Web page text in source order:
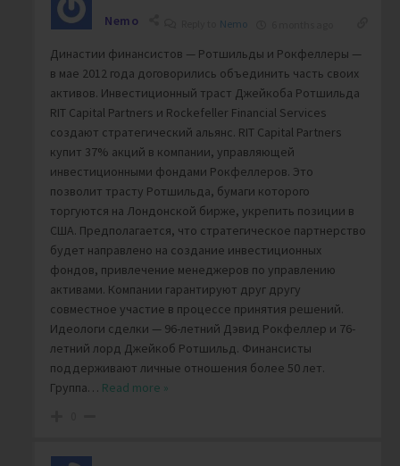
Nemo Nemo
Династии финансистов — Ротшильды и Рокфеллеры —
в мае 2012 года договорились объединить часть своих
активов. Инвестиционный траст Джейкоба Ротшильда
RIT Capital Partners и Rockefeller Financial Services
создают стратегический альянс. RIT Capital Partners
купит 37% акций в компании, управляющей
инвестиционными фондами Рокфеллеров. Это
позволит трасту Ротшильда, бумаги которого
торгуются на Лондонской бирже, укрепить позиции в
США. Предполагается, что стратегическое партнерство
будет направлено на создание инвестиционных
фондов, привлечение менеджеров по управлению
активами. Компании гарантируют друг другу
совместное участие в процессе принятия решений.
Идеологи сделки — 96-летний Дэвид Рокфеллер и 76-
летний лорд Джейкоб Ротшильд. Финансисты
поддерживают личные отношения более 50 лет.
Группа… Read more »